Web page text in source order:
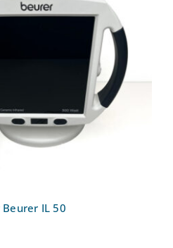
Beurer IL 50
IL 50